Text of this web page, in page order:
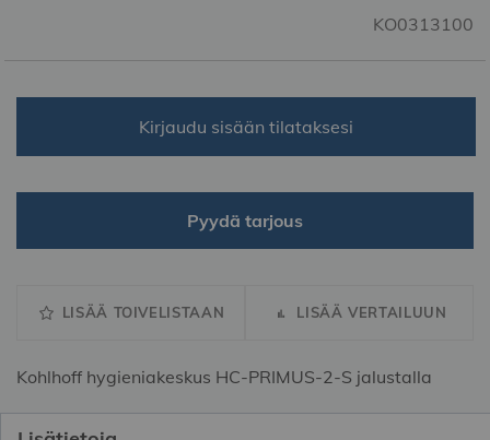
KO0313100
Kirjaudu sisään tilataksesi
Pyydä tarjous
LISÄÄ TOIVELISTAAN LISÄÄ VERTAILUUN
Kohlhoff hygieniakeskus HC-PRIMUS-2-S jalustalla